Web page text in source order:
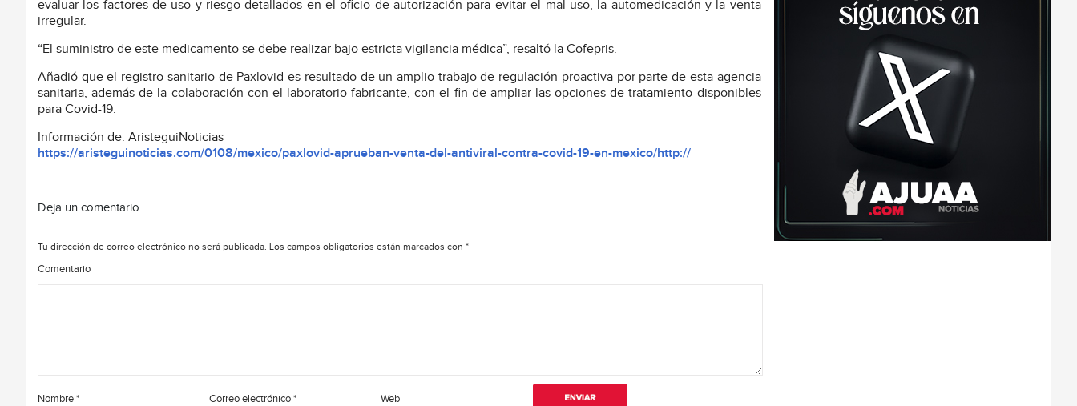
evaluar los factores de uso y riesgo detallados en el oficio de autorización para evitar el mal uso, la automedicación y la venta
irregular.
“El suministro de este medicamento se debe realizar bajo estricta vigilancia médica”, resaltó la Cofepris.
Añadió que el registro sanitario de Paxlovid es resultado de un amplio trabajo de regulación proactiva por parte de esta agencia
sanitaria, además de la colaboración con el laboratorio fabricante, con el fin de ampliar las opciones de tratamiento disponibles
para Covid-19.
Información de: AristeguiNoticias
https://aristeguinoticias.com/0108/mexico/paxlovid-aprueban-venta-del-antiviral-contra-covid-19-en-mexico/http://
Deja un comentario
Tu dirección de correo electrónico no será publicada. Los campos obligatorios están marcados con *
Comentario
Nombre* Correo electrónico* Web